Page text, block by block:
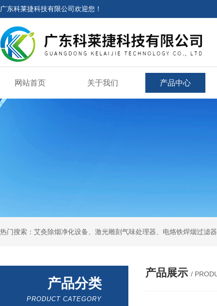
广东科莱捷科技有限公司欢迎您！
网站首页 关于我们 产品中心
产品分类
PRODUCT CATEGORY
产品展示 /